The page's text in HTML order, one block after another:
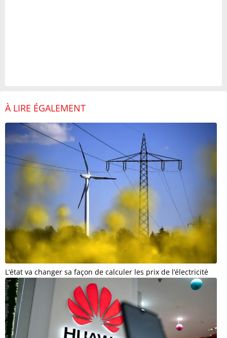
À LIRE ÉGALEMENT
L’état va changer sa façon de calculer les prix de l’électricité